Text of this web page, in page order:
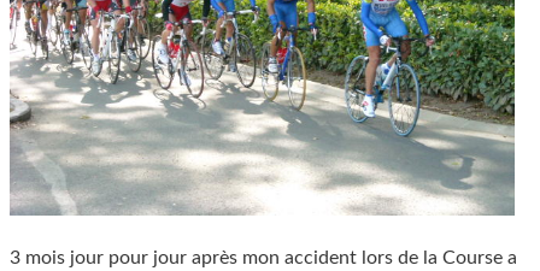
3 mois jour pour jour après mon accident lors de la Course a